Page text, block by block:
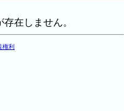
在しません。
権利